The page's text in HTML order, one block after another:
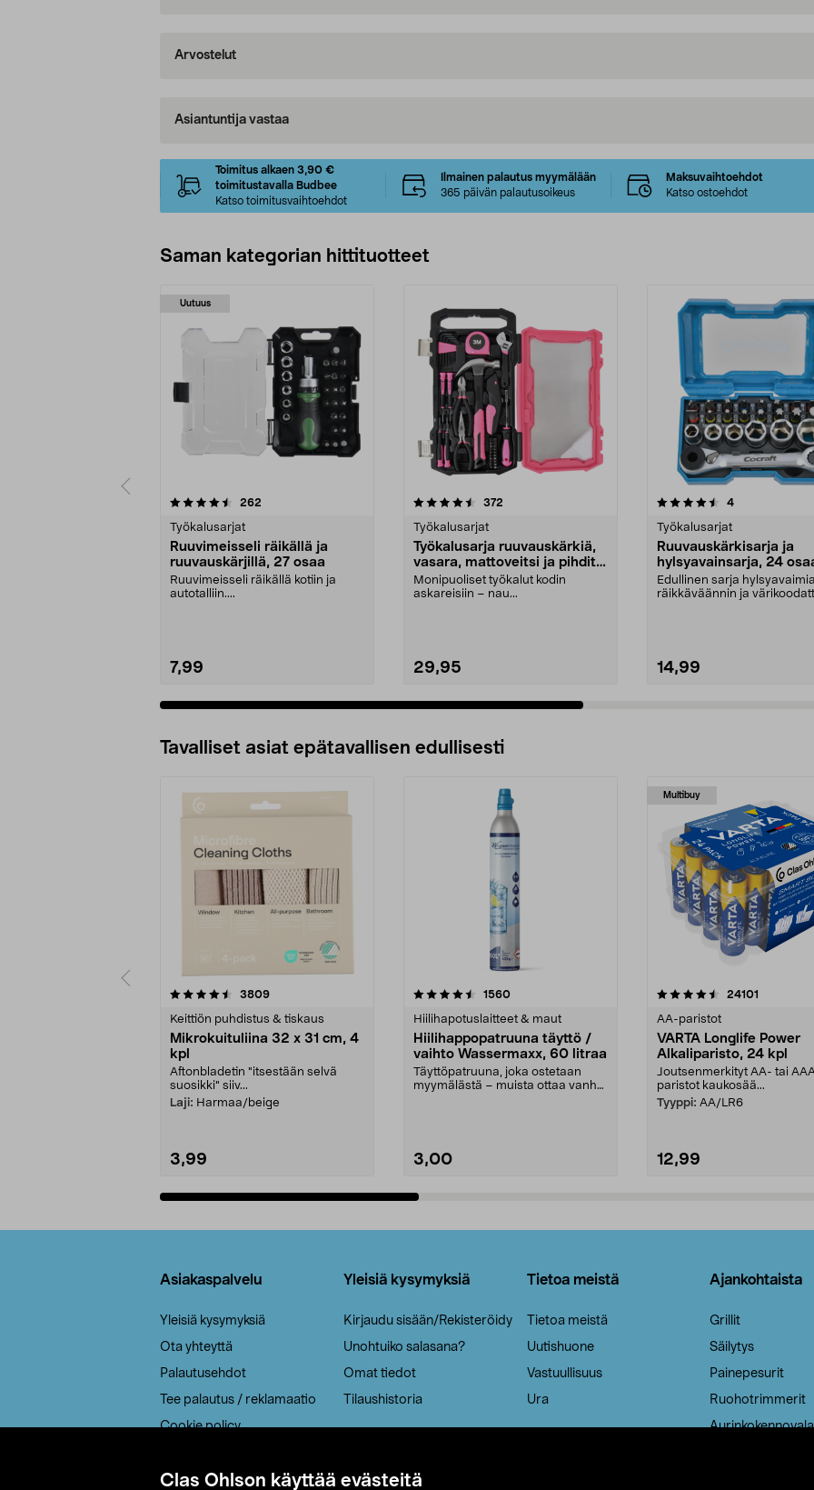
Clas Ohlson käyttää evästeitä
Arvostelut
Asiantuntija vastaa
Toimitus alkaen 3,90 €
toimitustavalla Budbee
Katso toimitusvaihtoehdot
Ilmainen palautus myymälään
365 päivän palautusoikeus
Maksuvaihtoehdot
Katso ostoehdot
Saman kategorian hittituotteet
Uutuus
262
Työkalusarjat
Ruuvimeisseli räikällä ja
ruuvauskärjillä, 27 osaa
Ruuvimeisseli räikällä kotiin ja
autotalliin....
7,99
4.5 viidestä
372
Työkalusarjat
Työkalusarja ruuvauskärkiä,
vasara, mattoveitsi ja pihdit,
39 osaa
Monipuoliset työkalut kodin
askareisiin – nau...
29,95
4.5 viidestä
4arvostelut
Työkalusarjat
Ruuvauskärkisarja ja
hylsyavainsarja, 24
Cocraft
Edullinen sarja
räikkäväännin ja
14,99
4.5 viidestä
Tavalliset asiat epätavallisen edullisesti
3809arvostelut
Keittiön puhdistus & tiskaus
Mikrokuituliina 32 x 31 cm, 4
kpl
Aftonbladetin "itsestään selvä
suosikki" siiv...
Laji: Harmaa/beige
3,99
4.5viidestä
1560arvostelut
Hiilihapotuslaitteet & maut
Hiilihappopatruuna täyttö /
vaihto Wassermaxx, 60 litraa
Täyttöpatruuna, joka ostetaan
myymälästä – muista ottaa vanha
3,00
Multibuy
4.5viidestä
24101
AA-paristot
VARTA Longlife Power
Alkaliparisto, 24 kpl
Joutsenmerkityt AA- tai
paristot kaukosää...
Tyyppi: AA/LR6
12,99
4.5viidestä
Asiakaspalvelu
Yleisiä kysymyksiä
Ota yhteyttä
Palautusehdot
Tee palautus / reklamaatio
Cookie policy
Saavutettavuus
Yleisiä kysymyksiä
Kirjaudu sisään/Rekisteröidy
Unohtuiko salasana?
Omat tiedot
Tilaushistoria
Tietoa meistä
Tietoa meistä
Uutishuone
Vastuullisuus
Ura
Ajankohtaista
Grillit
Säilytys
Painepesurit
Ruohotrimmerit